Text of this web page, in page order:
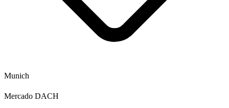
Munich
Mercado DACH